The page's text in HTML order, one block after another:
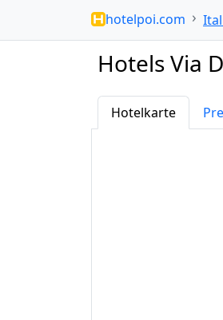
hotelpoi.com
Hotels Via
Hotelkarte